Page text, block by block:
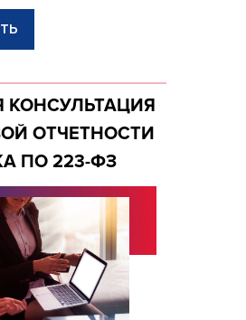
КОНСУЛЬТАЦИЯ
ОТЧЕТНОСТИ
ПО 223-ФЗ